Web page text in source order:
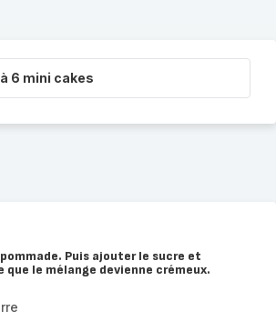
6 mini cakes
Puis ajouter le sucre et
que le mélange devienne crémeux.